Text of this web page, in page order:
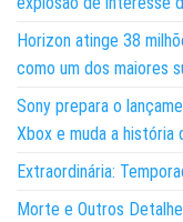
Horizon atinge 38
como um dos maiores
Sony prepara o
Xbox e muda a história
Extraordinária:
Morte e Outros